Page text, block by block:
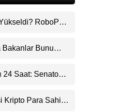
LinkedIn
RoboPay
Bakanlar Bunu
24 Saat: Senato
Kripto Para Sahibi: